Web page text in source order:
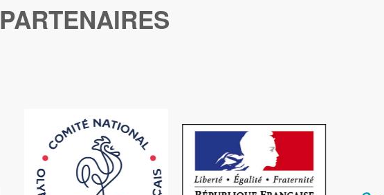
PARTENAIRES